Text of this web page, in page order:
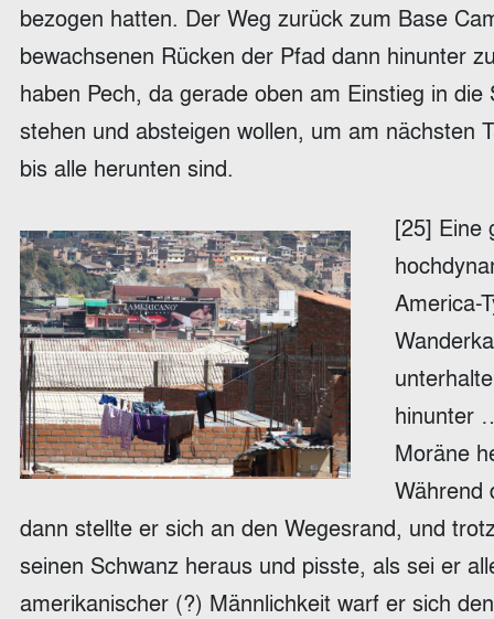
bezogen hatten. Der Weg zurück zum Base
bewachsenen Rücken der Pfad dann hinunter
haben Pech, da gerade oben am Einstieg in
stehen und absteigen wollen, um am nächsten
bis alle herunten sind.
[25] Eine
America-
hinunter
Moräne
Während
dann stellte er sich an den Wegesrand, und
seinen Schwanz heraus und pisste, als sei er
amerikanischer (?) Männlichkeit warf er sich